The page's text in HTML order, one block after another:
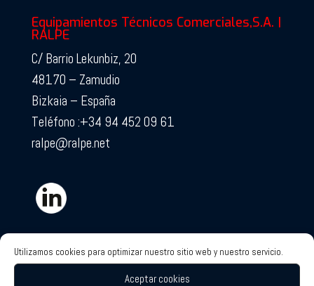
Utilizamos cookies para optimizar nuestro sitio web y nuestro servicio.
Aceptar cookies
Equipamientos Técnicos Comerciales,S.A. |
RALPE
C/ Barrio Lekunbiz, 20
48170 – Zamudio
Bizkaia – España
Teléfono :+34 94 452 09 61
ralpe@ralpe.net
Certificados de Calidad